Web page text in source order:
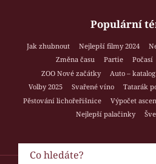
Populární
Jak zhubnout Nejlepší filmy 2024
Změna času
Partie Počasí
ZOO Nové začátky
Auto – katalog
Volby 2025
Svařené víno Tatarák
Pěstování lichořeřišnice
Výpočet
Nejlepší palačinky